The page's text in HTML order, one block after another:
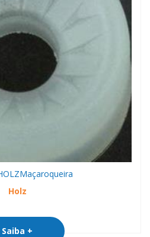
Maçaroqueira
Holz
Saiba +